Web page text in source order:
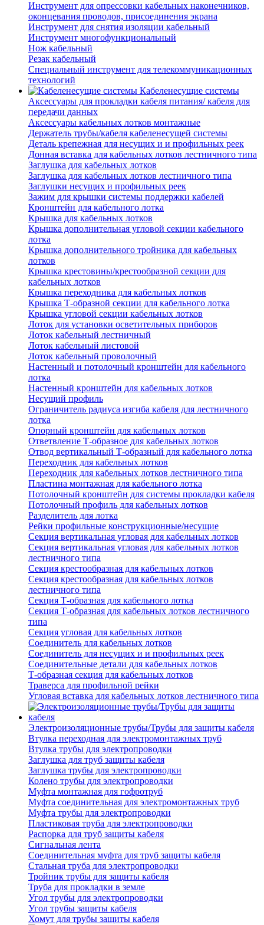
Инструмент для опрессовки кабельных наконечников,
оконцевания проводов, присоединения экрана
Инструмент для снятия изоляции кабельный
Инструмент многофункциональный
Нож кабельный
Резак кабельный
Специальный инструмент для телекоммуникационных
технологий
Кабеленесущие системы
Аксессуары для прокладки кабеля питания/ кабеля для
передачи данных
Аксессуары кабельных лотков монтажные
Держатель трубы/кабеля кабеленесущей системы
Деталь крепежная для несущих и и профильных реек
Донная вставка для кабельных лотков лестничного типа
Заглушка для кабельных лотков
Заглушка для кабельных лотков лестничного типа
Заглушки несущих и профильных реек
Зажим для крышки системы поддержки кабелей
Кронштейн для кабельного лотка
Крышка для кабельных лотков
Крышка дополнительная угловой секции кабельного
лотка
Крышка дополнительного тройника для кабельных
лотков
Крышка крестовины/крестообразной секции для
кабельных лотков
Крышка переходника для кабельных лотков
Крышка Т-образной секции для кабельного лотка
Крышка угловой секции кабельных лотков
Лоток для установки осветительных приборов
Лоток кабельный лестничный
Лоток кабельный листовой
Лоток кабельный проволочный
Настенный и потолочный кронштейн для кабельного
лотка
Настенный кронштейн для кабельных лотков
Несущий профиль
Ограничитель радиуса изгиба кабеля для лестничного
лотка
Опорный кронштейн для кабельных лотков
Ответвление Т-образное для кабельных лотков
Отвод вертикальный Т-образный для кабельного лотка
Переходник для кабельных лотков
Переходник для кабельных лотков лестничного типа
Пластина монтажная для кабельного лотка
Потолочный кронштейн для системы прокладки кабеля
Потолочный профиль для кабельных лотков
Разделитель для лотка
Рейки профильные конструкционные/несущие
Секция вертикальная угловая для кабельных лотков
Секция вертикальная угловая для кабельных лотков
лестничного типа
Секция крестообразная для кабельных лотков
Секция крестообразная для кабельных лотков
лестничного типа
Секция Т-образная для кабельного лотка
Секция Т-образная для кабельных лотков лестничного
типа
Секция угловая для кабельных лотков
Соединитель для кабельных лотков
Соединитель для несущих и и профильных реек
Соединительные детали для кабельных лотков
Т-образная секция для кабельных лотков
Траверса для профильной рейки
Угловая вставка для кабельных лотков лестничного типа
Электроизоляционные трубы/Трубы для защиты кабеля
Втулка переходная для электромонтажных труб
Втулка трубы для электропроводки
Заглушка для труб защиты кабеля
Заглушка трубы для электропроводки
Колено трубы для электропроводки
Муфта монтажная для гофротруб
Муфта соединительная для электромонтажных труб
Муфта трубы для электропроводки
Пластиковая труба для электропроводки
Распорка для труб защиты кабеля
Сигнальная лента
Соединительная муфта для труб защиты кабеля
Стальная труба для электропроводки
Тройник трубы для защиты кабеля
Труба для прокладки в земле
Угол трубы для электропроводки
Угол трубы защиты кабеля
Хомут для трубы защиты кабеля